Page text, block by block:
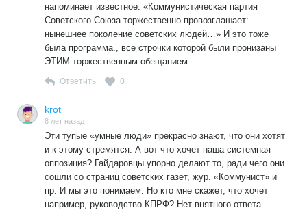
напоминает известное: «Коммунистическая партия
Советского Союза торжественно провозглашает:
нынешнее поколение советских людей…» И это тоже
была программа., все строчки которой были пронизаны
ЭТИМ торжественным обещанием.
Ответить 0
krot
8 лет назад
Эти тупые «умные люди» прекрасно знают, что они хотят
и к этому стремятся. А вот что хочет наша системная
оппозиция? Гайдаровцы упорно делают то, ради чего они
сошли со страниц советских газет, жур. «Коммунист» и
пр. И мы это понимаем. Но кто мне скажет, что хочет
например, руководство КПРФ? Нет внятного ответа